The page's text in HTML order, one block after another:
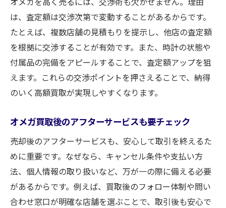
満足できるオメガ買取実現のチェックリス
ト
タイミングを見極めてオメガ買取額を最大
化
静岡市で選ぶべきオメガ買取サービスの特徴
静岡市で利用しやすいオメガ買取サービス
説
即日査定や現金化ができるオメガ買取の魅
オメガ買取サービスのアフターケアも重要
視
手数料やキャンペーンがあるオメガ買取選
は、査定額は交渉次第で変動することがあるからです。
たとえば、複数店舗の見積もりを提示し、他店の査定額
を根拠に交渉することが有効です。また、時計の状態や
付属品の完備をアピールすることで、査定額アップを狙
えます。これらの交渉ポイントを押さえることで、納得
のいく高額買取が実現しやすくなります。
オメガ買取後のアフターサービスも要チェック
売却後のアフターサービスも、安心して取引を終えるた
めに重要です。なぜなら、キャンセル条件や支払い方
法、個人情報の取り扱いなど、万が一の際に備える必要
があるからです。例えば、買取後のフォロー体制や問い
合わせ窓口が明確な店舗を選ぶことで、取引後も安心で